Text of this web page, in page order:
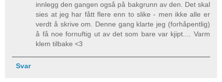
innlegg den gangen også på bakgrunn av den. Det skal
sies at jeg har fått flere enn to slike - men ikke alle er
verdt å skrive om. Denne gang klarte jeg (forhåpentlig)
å få noe fornuftig ut av det som bare var kjipt.... Varm
klem tilbake <3
Svar